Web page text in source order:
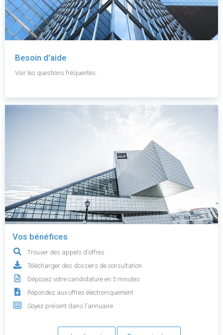
Besoin d'aide
Voir les questions fréquentes.
Vos bénéfices
Trouver des appels d'offres
Télécharger des dossiers de consultation
Déposez votre candidature en 5 minutes
Répondez aux offres électroniquement
Soyez présent dans l'annuaire